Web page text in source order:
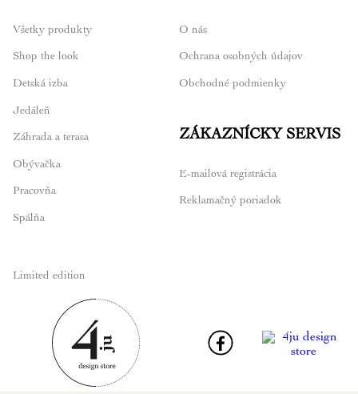
Všetky produkty
Shop the look
Detská izba
Jedáleň
Záhrada a terasa
Obývačka
Pracovňa
Spálňa
Limited edition
O nás
Ochrana osobných údajov
Obchodné podmienky
ZÁKAZNÍCKY SERVIS
E-mailová registrácia
Reklamačný poriadok